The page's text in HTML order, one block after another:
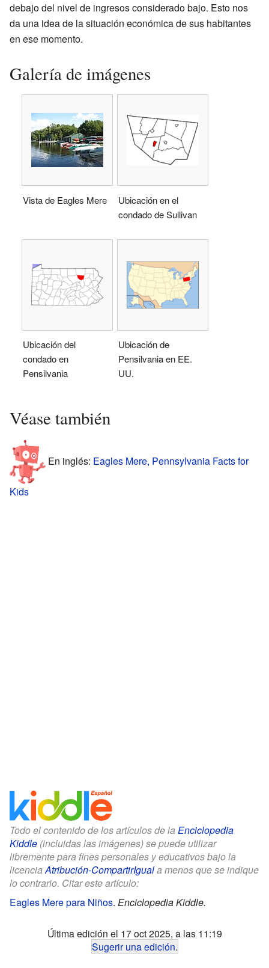
debajo del nivel de ingresos considerado bajo. Esto nos
da una idea de la situación económica de sus habitantes
en ese momento.
Galería de imágenes
Vista de Eagles Mere
Ubicación en el
condado de Sullivan
Ubicación del
condado en
Pensilvania
Ubicación de
Pensilvania en EE.
UU.
Véase también
En inglés: Eagles Mere, Pennsylvania Facts for
Kids
Todo el contenido de los artículos de la Enciclopedia
Kiddle (incluidas las imágenes) se puede utilizar
libremente para fines personales y educativos bajo la
licenciaAtribución-CompartirIguala menos que se indique
lo contrario. Citar este artículo:
Eagles Mere para Niños. Enciclopedia Kiddle.
Última edición el 17 oct 2025, a las 11:19
Sugerir una edición.